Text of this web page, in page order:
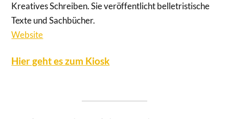
Kreatives Schreiben. Sie veröffentlicht belletristische
Texte und Sachbücher.
Website
Hier geht es zum Kiosk